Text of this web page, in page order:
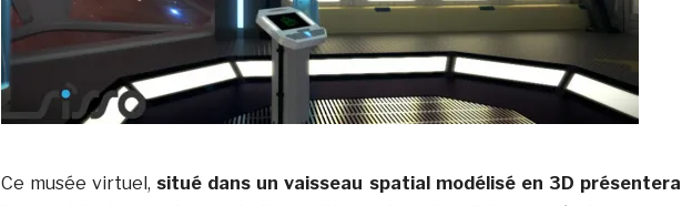
Ce musée virtuel, situé dans un vaisseau spatial modélisé en 3D présentera